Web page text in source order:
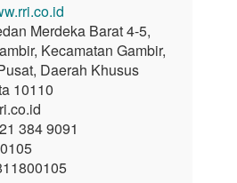
Merdeka Barat 4-5,
Kecamatan Gambir,
Daerah Khusus
10110
384 9091